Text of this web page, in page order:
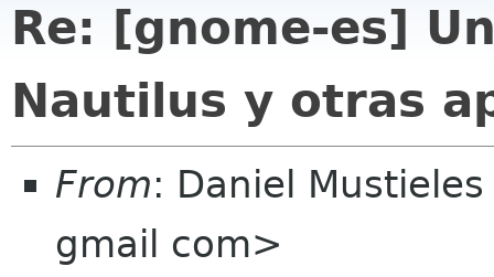
Re: [gnome-es]
Nautilus y otras
From: Daniel
gmail com>